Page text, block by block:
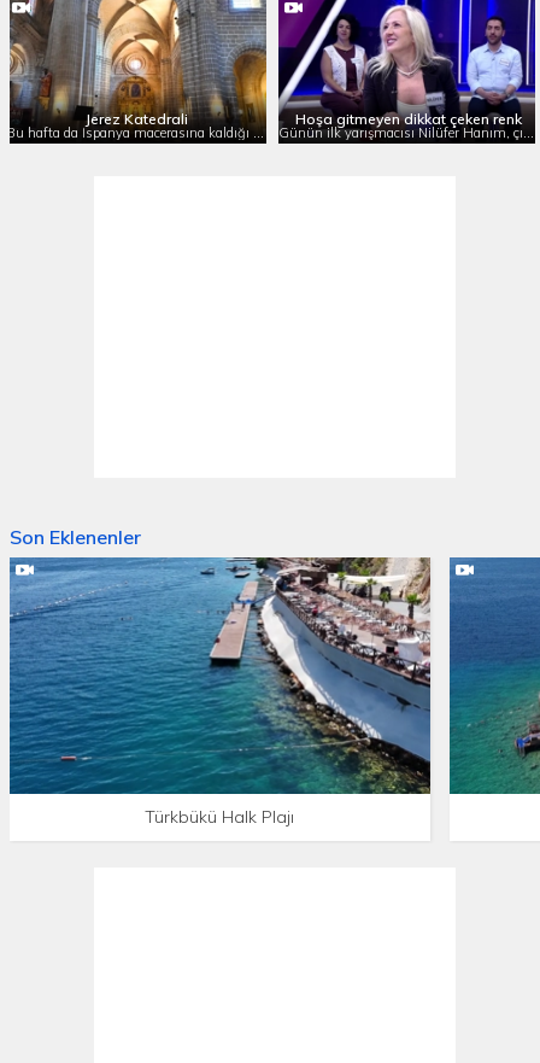
Süre
Jerez Katedrali
Bu hafta da İspanya macerasına kaldığı yerden son hız devam eden Çok Gezenti, İspanya’nın Endülüs bölgesindeki Jerez de la Frontera şehrinde bulunan 'Jerez Katedrali'ni tv2 izleyicileriyle buluşturdu.
Hoşa gitmeyen dikkat çeken renk
Son Eklenenler
Türkbükü Halk Plajı